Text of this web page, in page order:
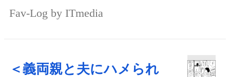
Fav-Log by ITmedia
＜義両親と夫にハメられ